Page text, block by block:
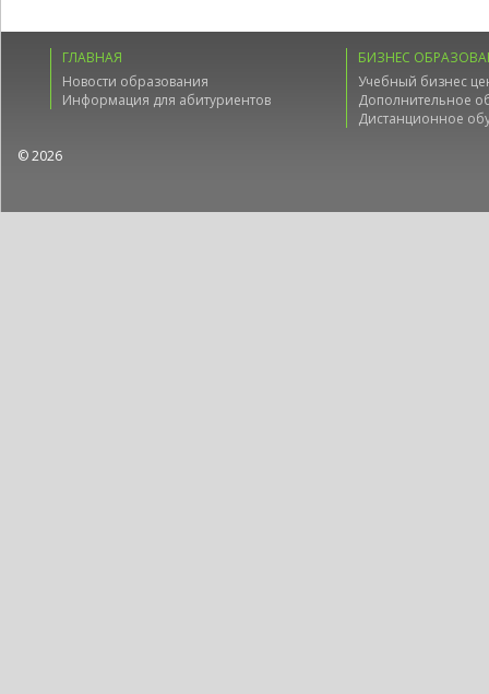
ГЛАВНАЯ
Новости образования
Информация для абитуриентов
БИЗНЕС
Учебный бизнес
Дополнительное
Дистанционное
© 2026